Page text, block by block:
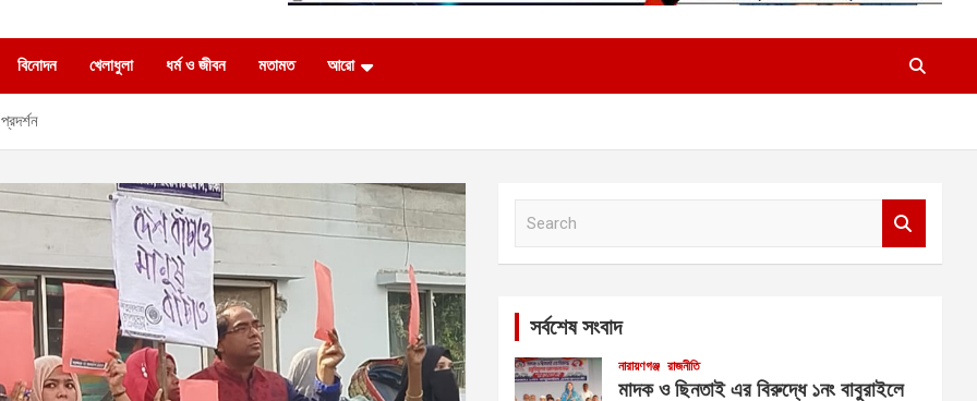
বিনোদন খেলাধুলা ধর্ম ও জীবন মতামত আরো
সর্বশেষ সংবাদ
নারায়ণগঞ্জ রাজনীতি
মাদক ও ছিনতাই এর বিরুদ্ধে ১নং বাবুরাইলে